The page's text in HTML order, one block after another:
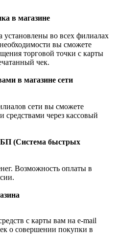
в магазине
во всех филиалах
вы сможете
торговой точки с карты
чек.
в магазине сети
сети вы сможете
через кассовый
(Система быстрых
Возможность оплаты в
с карты вам на e-mail
о совершении покупки в